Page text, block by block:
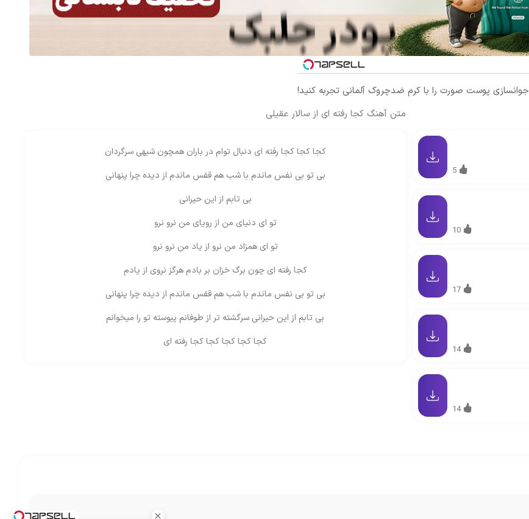
جوانسازی پوست صورت را با کرم ضدچروک آلمانی تجربه کنید!
متن آهنگ کجا رفته ای از سالار عقیلی
کجا کجا کجا رفته ای دنبال توام در باران همچون شبهی سرگردان
بی تو بی نفس ماندم با شب هم قفس ماندم از دیده چرا پنهانی
بی تابم از این حیرانی
تو ای دنیای من از رویای من نرو نرو
تو ای همزاد من نرو از یاد من نرو نرو
کجا رفته ای چون برگ خزان بر بادم هرگز نروی از یادم
بی تو بی نفس ماندم با شب هم قفس ماندم از دیده چرا پنهانی
بی تابم از این حیرانی سرگشته تر از طوفانم پیوسته تو را میخوانم
کجا کجا کجا کجا کجا رفته ای
5
10
17
14
14